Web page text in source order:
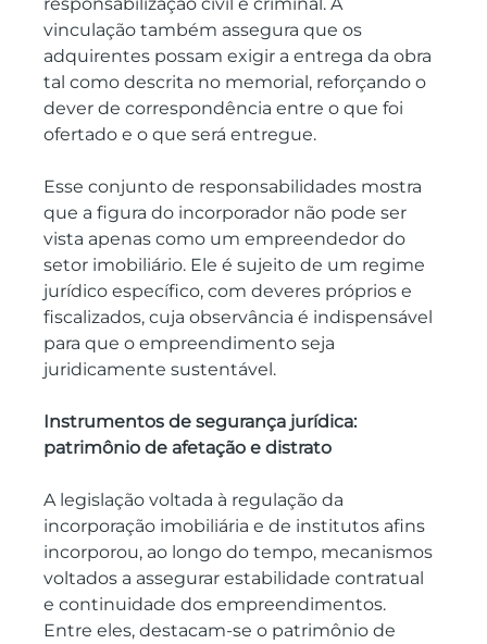
vinculação também assegura que os
adquirentes possam exigir a entrega da obra
tal como descrita no memorial, reforçando o
dever de correspondência entre o que foi
ofertado e o que será entregue.
Esse conjunto de responsabilidades mostra
que a figura do incorporador não pode ser
vista apenas como um empreendedor do
setor imobiliário. Ele é sujeito de um regime
jurídico específico, com deveres próprios e
fiscalizados, cuja observância é indispensável
para que o empreendimento seja
juridicamente sustentável.
Instrumentos de segurança jurídica:
patrimônio de afetação e distrato
A legislação voltada à regulação da
incorporação imobiliária e de institutos afins
incorporou, ao longo do tempo, mecanismos
voltados a assegurar estabilidade contratual
e continuidade dos empreendimentos.
Entre eles, destacam-se o patrimônio de